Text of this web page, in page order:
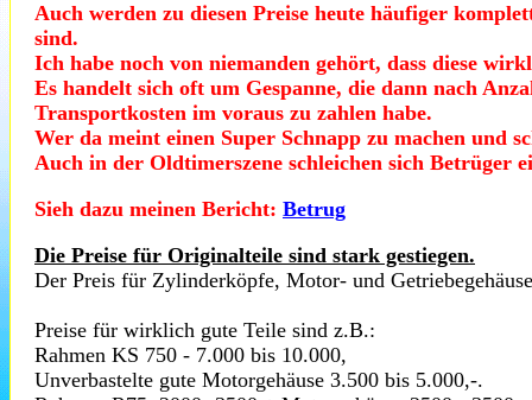
Auch werden zu diesen Preise heute häufiger
sind.
Ich habe noch von niemanden gehört, dass diese
Es handelt sich oft um Gespanne, die dann nach
Transportkosten im voraus zu zahlen habe.
Wer da meint einen Super Schnapp zu machen und
Auch in der Oldtimerszene schleichen sich Betrüger
Sieh dazu meinen Bericht: Betrug
Die Preise für Originalteile sind stark gestiegen.
Der Preis für Zylinderköpfe, Motor- und
Preise für wirklich gute Teile sind z.B.:
Rahmen KS 750 - 7.000 bis 10.000,
Unverbastelte gute Motorgehäuse 3.500 bis 5.000,-.